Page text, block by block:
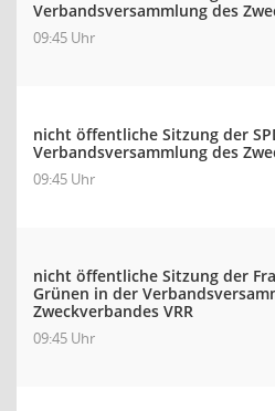
Verbandsversammlung des
09:45 Uhr
nicht öffentliche Sitzung der
Verbandsversammlung des
09:45 Uhr
nicht öffentliche Sitzung der
Grünen in der
Zweckverbandes VRR
09:45 Uhr